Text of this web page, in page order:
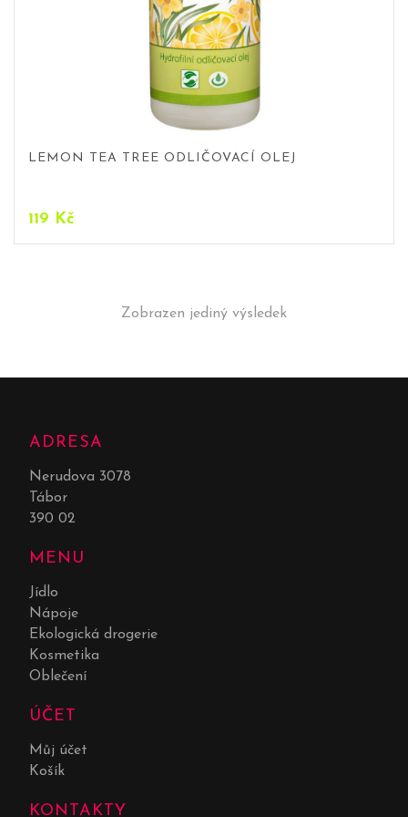
LEMON TEA TREE ODLIČOVACÍ OLEJ
119 Kč
Zobrazen jediný výsledek
ADRESA
Nerudova 3078
Tábor
390 02
MENU
Jídlo
Nápoje
Ekologická drogerie
Kosmetika
Oblečení
ÚČET
Můj účet
Košík
KONTAKTY